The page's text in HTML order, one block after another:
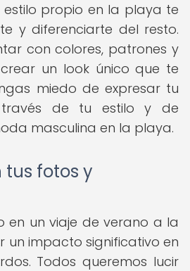
estilo propio en la playa te
y diferenciarte del resto.
con colores, patrones y
un look único que te
miedo de expresar tu
de tu estilo y de
masculina en la playa.
tus fotos y
en un viaje de verano a la
un impacto significativo en
Todos queremos lucir